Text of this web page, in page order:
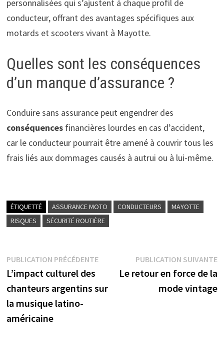
personnalisées qui s’ajustent à chaque profil de
conducteur, offrant des avantages spécifiques aux
motards et scooters vivant à Mayotte.
Quelles sont les conséquences
d’un manque d’assurance ?
Conduire sans assurance peut engendrer des
conséquencesfinancières lourdes en cas d’accident,
car le conducteur pourrait être amené à couvrir tous les
frais liés aux dommages causés à autrui ou à lui-même.
ÉTIQUETTÉ ASSURANCE MOTO CONDUCTEURS
MAYOTTE
RISQUES
SÉCURITÉ ROUTIÈRE
Navigation
de
l’article
PUBLICATION PRÉCÉDENTEPublication
précédente :
L’impact culturel des
chanteurs argentins sur
la musique latino-
américaine
PUBLICATION SUIVANTE
Le retour en force de la
mode vintage